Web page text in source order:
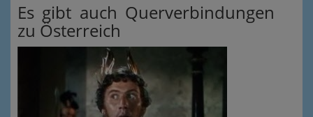
Es gibt auch Querverbindungen
zu Österreich